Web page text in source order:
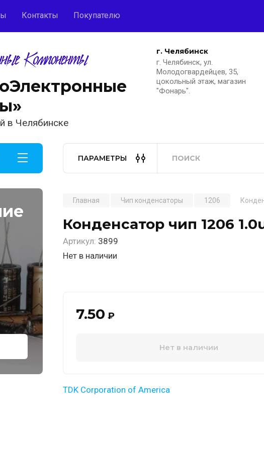
Контакты Покупателю
в Челябинске
г. Челябинск
г. Челябинск, ул.
Молодогвардейцев, 35,
цокольный этаж, магазин
"Фонарь".
ПАРАМЕТРЫ
Главная Чип конденсаторы 1206
Конденсатор чип 1206
Артикул: 3899
Нет в наличии
7.50 ₽
Нет в наличии
TDK Corporation of America